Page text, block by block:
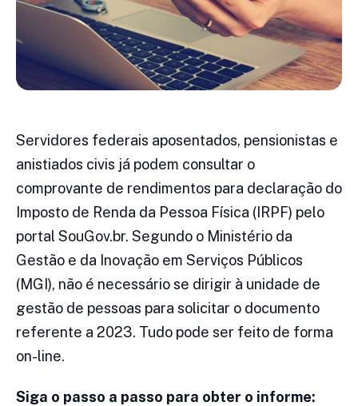
Servidores federais aposentados, pensionistas e
anistiados civis já podem consultar o
comprovante de rendimentos para declaração do
Imposto de Renda da Pessoa Física (IRPF) pelo
portal SouGov.br. Segundo o Ministério da
Gestão e da Inovação em Serviços Públicos
(MGI), não é necessário se dirigir à unidade de
gestão de pessoas para solicitar o documento
referente a 2023. Tudo pode ser feito de forma
on-line.
Siga o passo a passo para obter o informe: